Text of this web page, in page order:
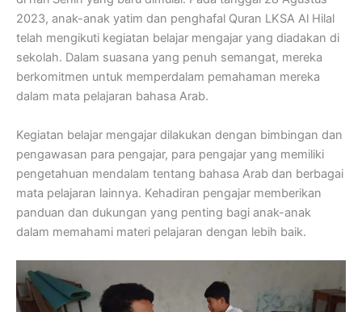
2023, anak-anak yatim dan penghafal Quran LKSA Al Hilal
telah mengikuti kegiatan belajar mengajar yang diadakan di
sekolah. Dalam suasana yang penuh semangat, mereka
berkomitmen untuk memperdalam pemahaman mereka
dalam mata pelajaran bahasa Arab.
Kegiatan belajar mengajar dilakukan dengan bimbingan dan
pengawasan para pengajar, para pengajar yang memiliki
pengetahuan mendalam tentang bahasa Arab dan berbagai
mata pelajaran lainnya. Kehadiran pengajar memberikan
panduan dan dukungan yang penting bagi anak-anak
dalam memahami materi pelajaran dengan lebih baik.